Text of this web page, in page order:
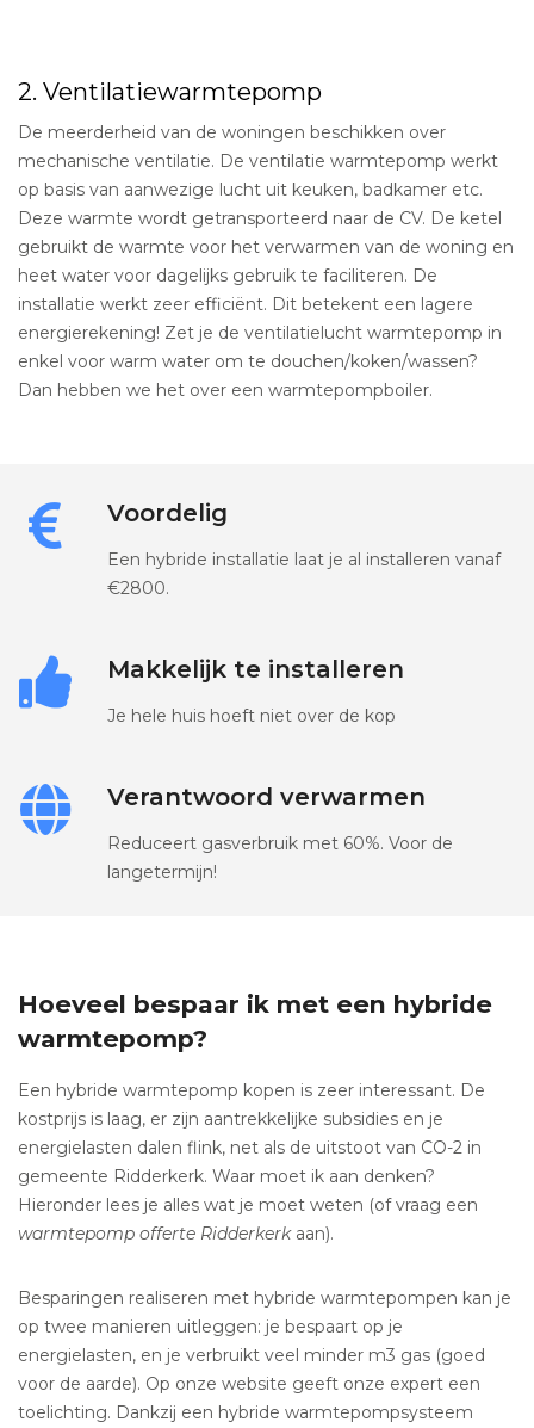
2. Ventilatiewarmtepomp
De meerderheid van de woningen beschikken over
mechanische ventilatie. De ventilatie warmtepomp werkt
op basis van aanwezige lucht uit keuken, badkamer etc.
Deze warmte wordt getransporteerd naar de CV. De ketel
gebruikt de warmte voor het verwarmen van de woning en
heet water voor dagelijks gebruik te faciliteren. De
installatie werkt zeer efficiënt. Dit betekent een lagere
energierekening! Zet je de ventilatielucht warmtepomp in
enkel voor warm water om te douchen/koken/wassen?
Dan hebben we het over een warmtepompboiler.
Voordelig
Een hybride installatie laat je al installeren vanaf
€2800.
Makkelijk te installeren
Je hele huis hoeft niet over de kop
Verantwoord verwarmen
Reduceert gasverbruik met 60%. Voor de
langetermijn!
Hoeveel bespaar ik met een hybride
warmtepomp?
Een hybride warmtepomp kopen is zeer interessant. De
kostprijs is laag, er zijn aantrekkelijke subsidies en je
energielasten dalen flink, net als de uitstoot van CO-2 in
gemeente Ridderkerk. Waar moet ik aan denken?
Hieronder lees je alles wat je moet weten (of vraag een
warmtepomp offerte Ridderkerkaan).
Besparingen realiseren met hybride warmtepompen kan je
op twee manieren uitleggen: je bespaart op je
energielasten, en je verbruikt veel minder m3 gas (goed
voor de aarde). Op onze website geeft onze expert een
toelichting. Dankzij een hybride warmtepompsysteem